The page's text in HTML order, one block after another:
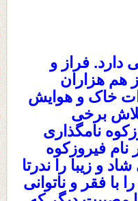
دارد. فراز و
هم هزاران
خاک و هوایش
تلاش برخی
نامگذاری
نام فیروزکوه
و زیبا را ندرتا
با فقر و ناتوانی